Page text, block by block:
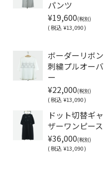
パンツ
¥19,600(税別)
(税込¥13,090 )
ボーダーリボン
刺繍プルオーバ
ー
¥22,000(税別)
(税込¥13,090 )
ドット切替ギャ
ザーワンピース
¥36,000(税別)
(税込¥13,090 )